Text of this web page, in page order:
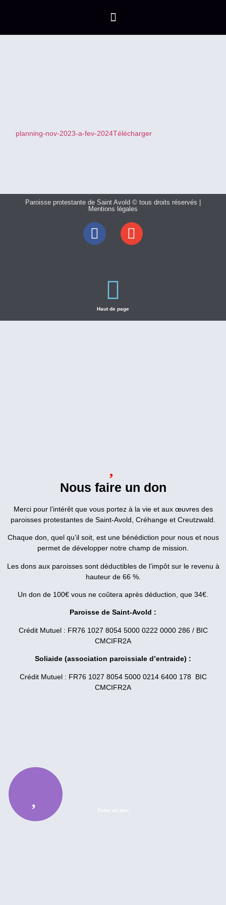
planning-nov-2023-a-fev-2024Télécharger
Paroisse protestante de Saint Avold © tous droits réservés |
Mentions légales
Haut de page
Nous faire un don
Merci pour l’intérêt que vous portez à la vie et aux œuvres des
paroisses protestantes de Saint-Avold, Créhange et Creutzwald.
Chaque don, quel qu’il soit, est une bénédiction pour nous et nous
permet de développer notre champ de mission.
Les dons aux paroisses sont déductibles de l’impôt sur le revenu à
hauteur de 66 %.
Un don de 100€ vous ne coûtera après déduction, que 34€.
Paroisse de Saint-Avold :
Crédit Mutuel : FR76 1027 8054 5000 0222 0000 286 / BIC
CMCIFR2A
Soliaide (association paroissiale d’entraide) :
Crédit Mutuel : FR76 1027 8054 5000 0214 6400 178 BIC
CMCIFR2A
Faire un don